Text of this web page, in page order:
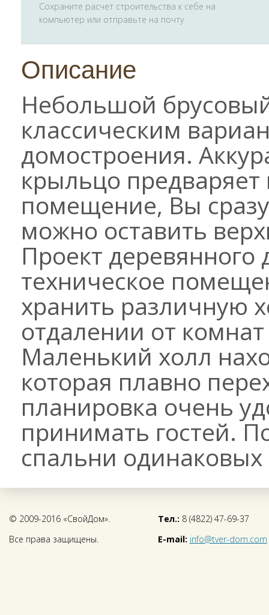
Сохраните расчет строительства к себе на
компьютер или отправьте на почту
Описание
Небольшой
классическим
домостроения.
крыльцо предваряет
помещение, Вы
можно оставить
Проект
техническое
хранить различную
отдалении от
Маленький холл
которая плавно
планировка очень
принимать гостей.
спальни
© 2009-2016 «СвойДом».
Все права защищены.
Тел.: 8 (4822) 47-69-37
E-mail: info@tver-dom.com